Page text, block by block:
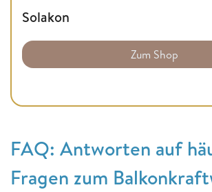
Solakon
Zum Shop
FAQ: Antworten auf
Fragen zum